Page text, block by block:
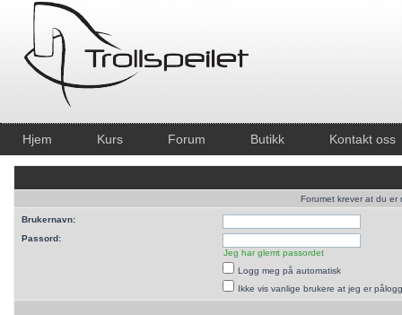
Hjem Kurs Forum Butikk Kontakt oss
Forumet krever at du er
Brukernavn:
Passord:
Jeg har glemt passordet
Logg meg på automatisk
Ikke vis vanlige brukere at jeg er